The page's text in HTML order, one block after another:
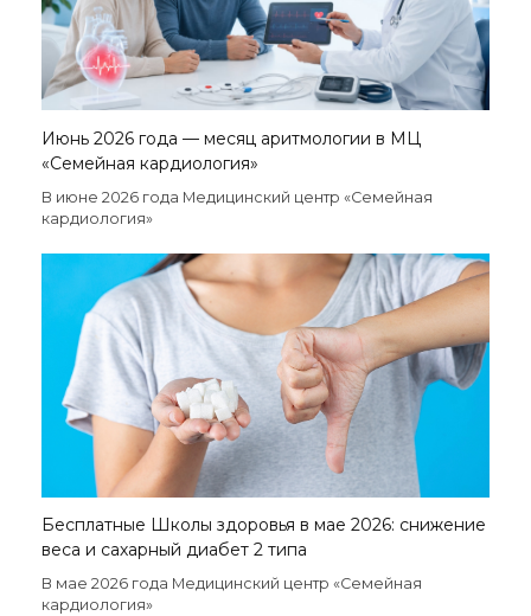
Июнь 2026 года — месяц аритмологии в МЦ
«Семейная кардиология»
В июне 2026 года Медицинский центр «Семейная
кардиология»
Бесплатные Школы здоровья в мае 2026: снижение
веса и сахарный диабет 2 типа
В мае 2026 года Медицинский центр «Семейная
кардиология»